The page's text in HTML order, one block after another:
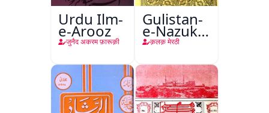
Urdu Ilm-
e-Arooz
जुनैद अकरम फ़ारूक़ी
Gulistan-
e-Nazuk
Khayal
क़लक़ मेरठी